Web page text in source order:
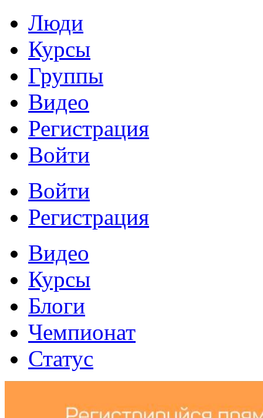
Люди
Курсы
Группы
Видео
Регистрация
Войти
Войти
Регистрация
Видео
Курсы
Блоги
Чемпионат
Статус